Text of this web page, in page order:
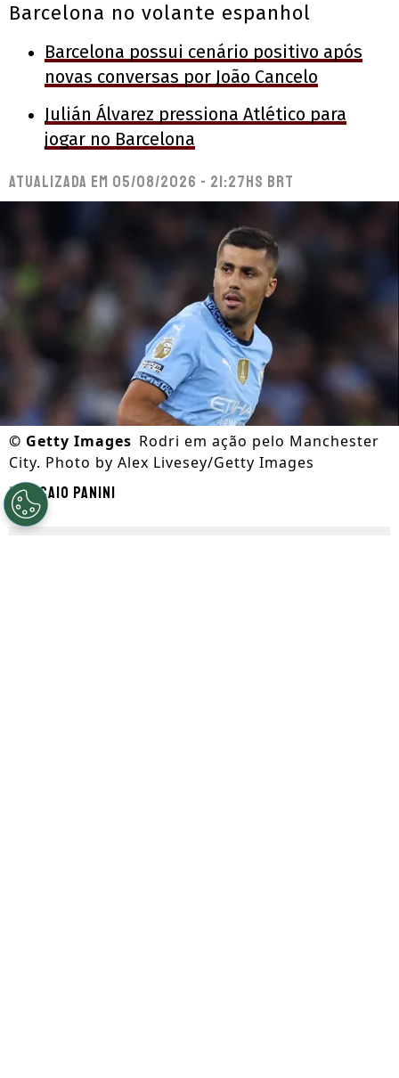
Barcelona no volante espanhol
Barcelona possui cenário positivo após
novas conversas por João Cancelo
Julián Álvarez pressiona Atlético para
jogar no Barcelona
Atualizada em 05/08/2026 - 21:27hs BRT
© Getty Images Rodri em ação pelo Manchester
City. Photo by Alex Livesey/Getty Images
Por Caio Panini